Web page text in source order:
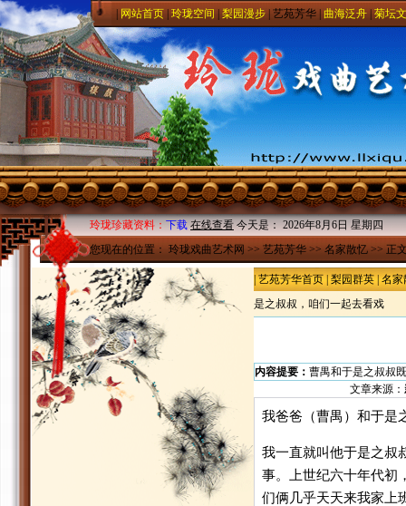
网站首页 玲珑空间 梨园漫步 艺苑芳华 曲海泛舟 菊坛
玲珑珍藏资料：下载 在线查看今天是：2026年8月6日 星期四
您现在的位置：玲珑戏曲艺术网>>艺苑芳华>>名家散忆>> 正
艺苑芳华首页 梨园群英 名
是之叔叔，咱们一起去看戏
内容提要： 曹禺和于是之叔叔
文章来源：
我爸爸（曹禺）和于是
我一直就叫他于是之叔
事。上世纪六十年代初
们俩几乎天天来我家上